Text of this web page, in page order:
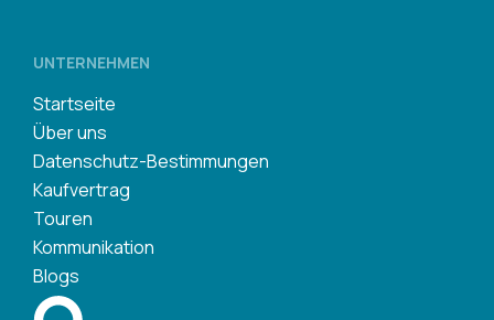
UNTERNEHMEN
Startseite
Über uns
Datenschutz-Bestimmungen
Kaufvertrag
Touren
Kommunikation
Blogs